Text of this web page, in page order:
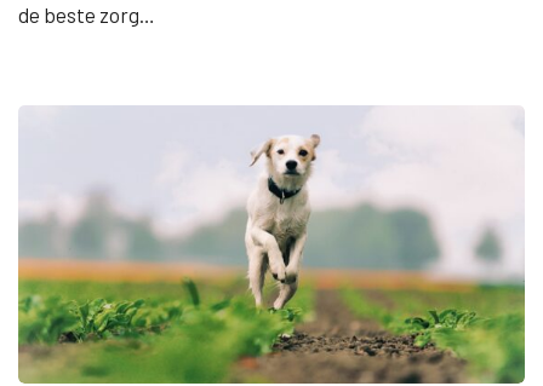
de beste zorg…